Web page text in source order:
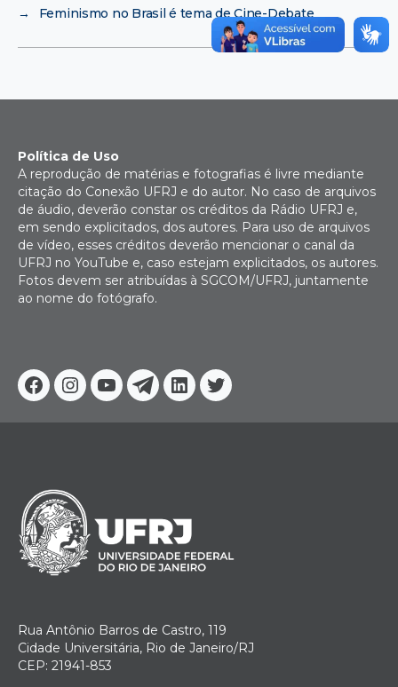
→
Feminismo no Brasil é tema de Cine-Debate
Facebook
Instagram
YoutubeTelegram
Linkedin
Twitter
Política de Uso
A reprodução de matérias e fotografias é livre mediante
citação do Conexão UFRJ e do autor. No caso de arquivos
de áudio, deverão constar os créditos da Rádio UFRJ e,
em sendo explicitados, dos autores. Para uso de arquivos
de vídeo, esses créditos deverão mencionar o canal da
UFRJ no YouTube e, caso estejam explicitados, os autores.
Fotos devem ser atribuídas à SGCOM/UFRJ, juntamente
ao nome do fotógrafo.
Rua Antônio Barros de Castro, 119
Cidade Universitária, Rio de Janeiro/RJ
CEP: 21941-853